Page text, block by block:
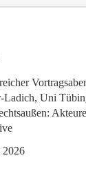
Ladich, Uni